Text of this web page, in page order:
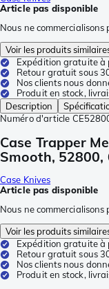
Article pas disponible
Nous ne commercialisons
Voir les produits
Expédition gratuite à
Retour gratuit sous
Nos clients nous
Produit en stock,
Description
Numéro d'article
Case Trapper
Smooth, 52800,
Case Knives
Article pas disponible
Nous ne commercialisons
Voir les produits
Expédition gratuite à
Retour gratuit sous
Nos clients nous
Produit en stock,